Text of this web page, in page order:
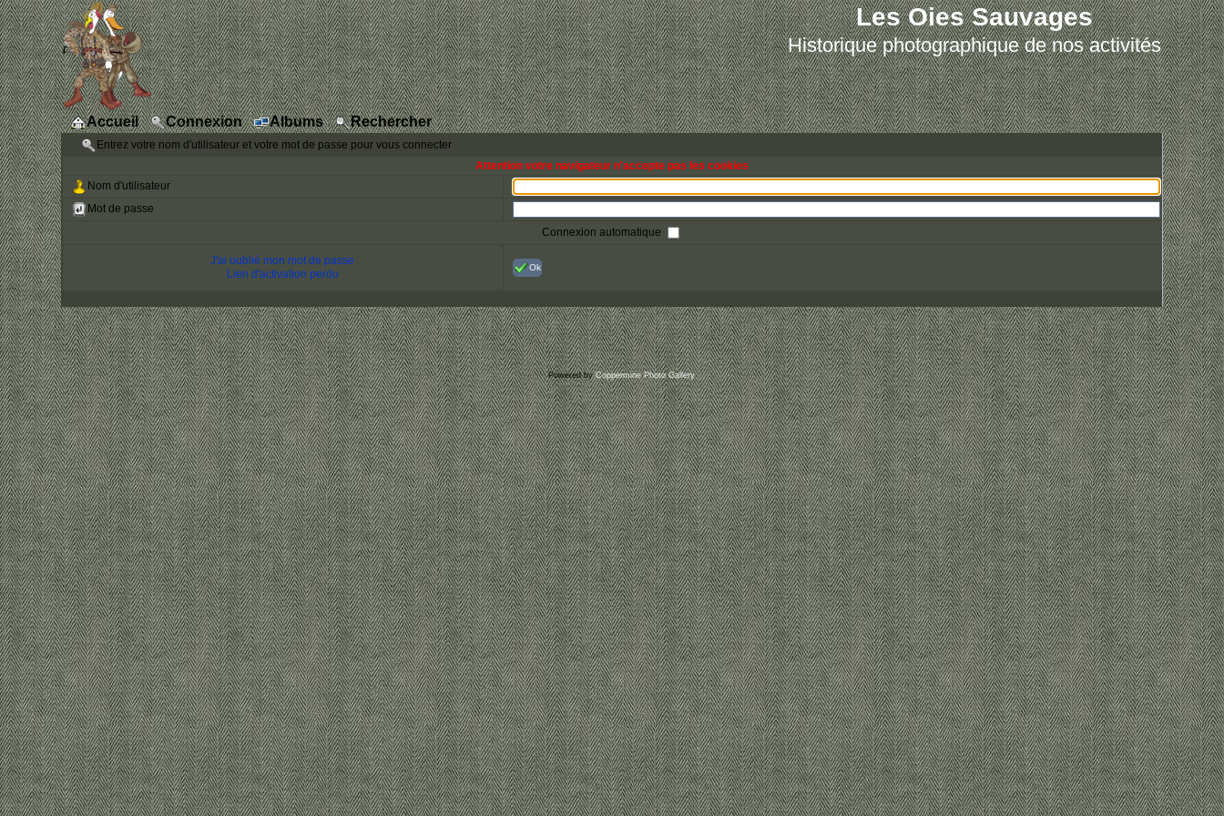
Les Oies Sauvages
Historique photographique de nos activités
Accueil Connexion Albums Rechercher
Entrez votre nom d'utilisateur et votre mot de passe pour vous connecter
Attention votre navigateur n'accepte pas les cookies
Nom d'utilisateur
Mot de passe
Connexion automatique
J'ai oublié mon mot de passe
Lien d'activation perdu
Ok
Powered byCoppermine Photo Gallery